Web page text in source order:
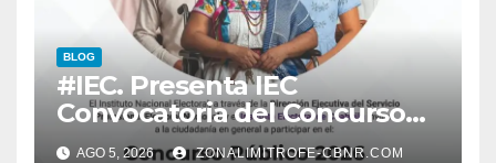
BLOG
#IEC. Presenta IEC
Convocatoria del Concurso
Público 2026
AGO 5, 2026 ZONALIMITROFE-CBNR.COM